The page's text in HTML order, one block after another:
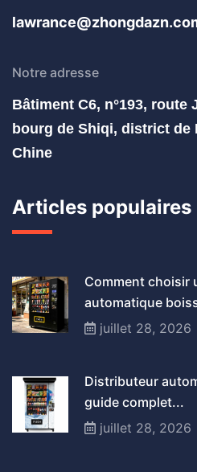
Notre adresse
Bâtiment C6, n°193, route
bourg de Shiqi, district de
Chine
Articles populaires
Comment choisir
automatique
juillet 28, 2026
Distributeur
guide complet...
juillet 28, 2026